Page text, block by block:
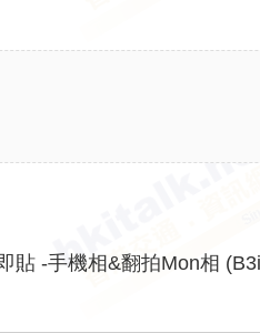
貼 -手機相&翻拍Mon相